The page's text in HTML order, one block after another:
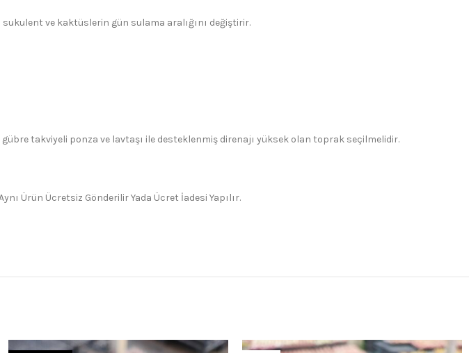
ve kaktüslerin gün sulama aralığını değiştirir.
takviyeli ponza ve lavtaşı ile desteklenmiş direnajı yüksek olan toprak seçilmelidir.
Ürün Ücretsiz Gönderilir Yada Ücret İadesi Yapılır.